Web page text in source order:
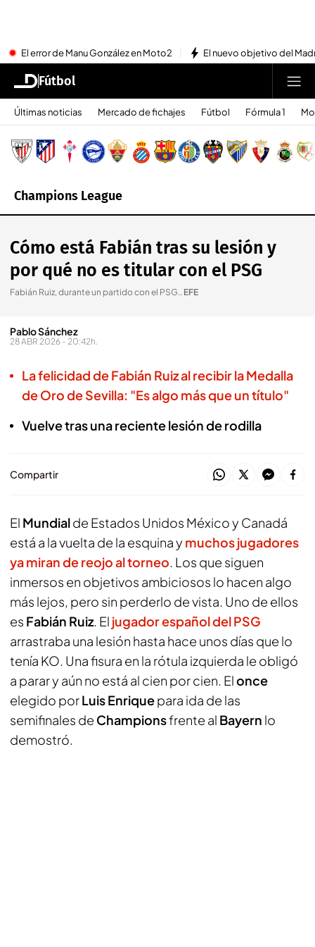
El error de Manu González en Moto2 El nuevo objetivo del
Fútbol
Últimas noticias Mercado de fichajes Fútbol Fórmula 1
Champions League
Cómo está Fabián tras su lesión y
por qué no es titular con el PSG
Fabián Ruiz, durante un partido con el PSG.. EFE
Pablo Sánchez
28 ABR 2026 - 20:42h.
La felicidad de Fabián Ruiz al recibir la Medalla
de Oro de Sevilla: "Es algo más que un título"
Vuelve tras una reciente lesión de rodilla
Compartir
El Mundialde Estados Unidos México y Canadá
está a la vuelta de la esquina y muchos jugadores
ya miran de reojo al torneo. Los que siguen
inmersos en objetivos ambiciosos lo hacen algo
más lejos, pero sin perderlo de vista. Uno de ellos
es Fabián Ruiz. El jugador español del PSG
arrastraba una lesión hasta hace unos días que lo
tenía KO. Una fisura en la rótula izquierda le obligó
a parar y aún no está al cien por cien. Elonce
elegido porLuis Enriquepara ida de las
semifinales de Championsfrente al Bayern lo
demostró.